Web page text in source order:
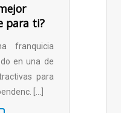
para ti?
franquicia
en una de
para
[...]